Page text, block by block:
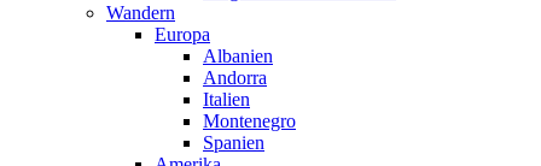
Wandern
Europa
Albanien
Andorra
Italien
Montenegro
Spanien